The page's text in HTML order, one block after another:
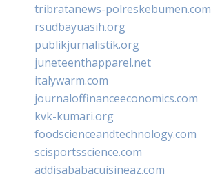
tribratanews-polreskebumen.com
rsudbayuasih.org
publikjurnalistik.org
juneteenthapparel.net
italywarm.com
journaloffinanceeconomics.com
kvk-kumari.org
foodscienceandtechnology.com
scisportsscience.com
addisababacuisineaz.com